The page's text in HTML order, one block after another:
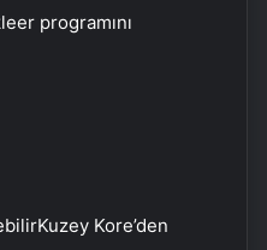
programını
Kuzey Kore’den
Dijital Vizyonu Serjoy,